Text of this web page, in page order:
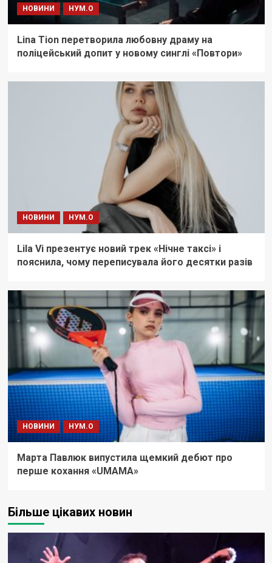
НОВИНИ НУМ.О
Lina Tion перетворила любовну драму на
поліцейський допит у новому синглі «Повтори»
НОВИНИ НУМ.О
Lila Vi презентує новий трек «Нічне таксі» і
пояснила, чому переписувала його десятки разів
НОВИНИ НУМ.О
Марта Павлюк випустила щемкий дебют про
перше кохання «UМАМА»
Більше цікавих новин